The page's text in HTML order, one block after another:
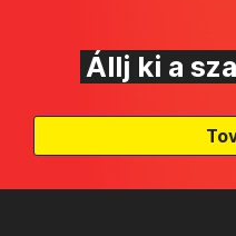
Állj ki a